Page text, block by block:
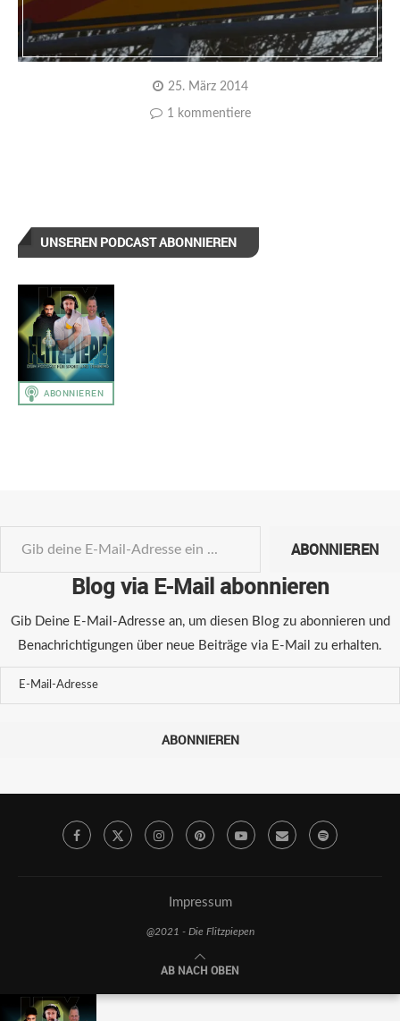
25. März 2014
1 kommentiere
UNSEREN PODCAST ABONNIEREN
ABONNIEREN
Blog via E-Mail abonnieren
Gib Deine E-Mail-Adresse an, um diesen Blog zu abonnieren und
Benachrichtigungen über neue Beiträge via E-Mail zu erhalten.
ABONNIEREN
Impressum
@2021 - Die Flitzpiepen
AB NACH OBEN